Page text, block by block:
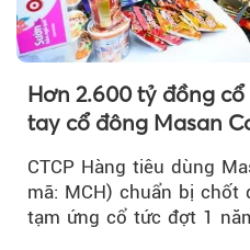
Hơn 2.600 tỷ đồng
tay cổ đông Masan
CTCP Hàng tiêu dùng
mã: MCH) chuẩn bị chốt
tạm ứng cổ tức đợt 1